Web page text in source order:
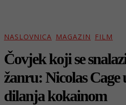
NASLOVNICA MAGAZIN FILM
Čovjek koji se
žanru: Nicolas Cage
dilanja kokainom